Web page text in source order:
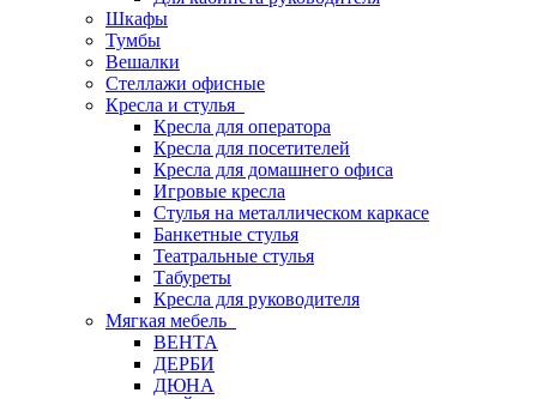
Шкафы
Тумбы
Вешалки
Стеллажи офисные
Кресла и стулья
Кресла для оператора
Кресла для посетителей
Кресла для домашнего офиса
Игровые кресла
Стулья на металлическом каркасе
Банкетные стулья
Театральные стулья
Табуреты
Кресла для руководителя
Мягкая мебель
ВЕНТА
ДЕРБИ
ДЮНА